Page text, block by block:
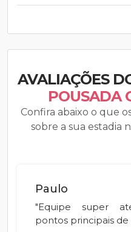
AVALIAÇÕES
POUSADA
Confira abaixo o que
sobre a sua estadia
Paulo
"Equipe super
pontos principais